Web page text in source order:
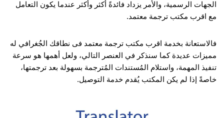
الجهات الرسمية، والأمر يزداد فائدةً أكثر وأكثر عندما يكون التعامل
مع اقرب مكتب ترجمة معتمد.
فالاستعانة بخدمة اقرب مكتب ترجمة معتمد فى نطاقك الجُغرافي له
مميزات عديدة كما سنذكر في العنصر التالي، ولعل أهمها هو سرعة
تنفيذ المهمة، واستلام المُستندات المُترجمة بسهولة بعد ترجمتها،
خاصةً إذا لم يكن المكتب يُقدم خدمة التوصيل.